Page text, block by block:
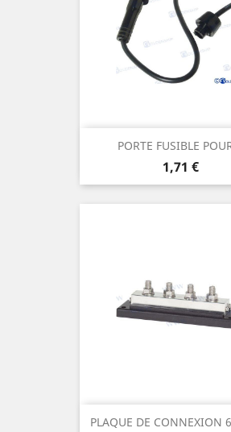
PORTE FUSIBLE
Prix
1,71 €
PLAQUE DE CONNEXION